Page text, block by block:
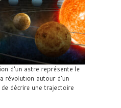
d'un astre représente le
révolution autour d'un
décrire une trajectoire